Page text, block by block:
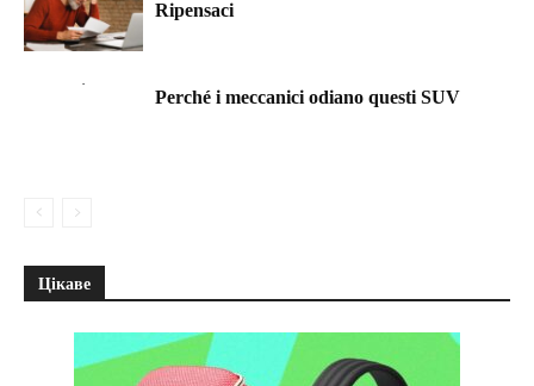
Ripensaci
Perché i meccanici odiano questi SUV
Цікаве